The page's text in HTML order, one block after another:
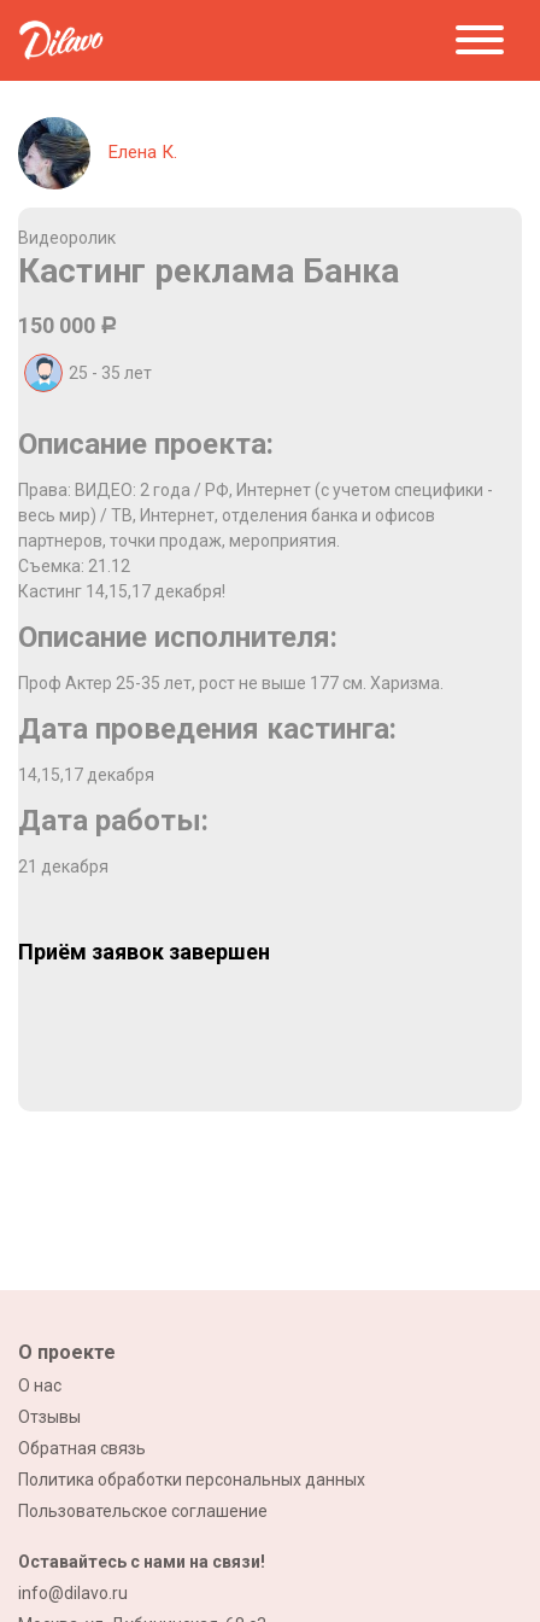
Елена К.
Видеоролик
Кастинг реклама Банка
150 000 Р
25 - 35 лет
Описание проекта:
Права: ВИДЕО: 2 года / РФ, Интернет (с учетом специфики -
весь мир) / ТВ, Интернет, отделения банка и офисов
партнеров, точки продаж, мероприятия.
Съемка: 21.12
Кастинг 14,15,17 декабря!
Описание исполнителя:
Проф Актер 25-35 лет, рост не выше 177 см. Харизма.
Дата проведения кастинга:
14,15,17 декабря
Дата работы:
21 декабря
Приём заявок завершен
О проекте
О нас
Отзывы
Обратная связь
Политика обработки персональных данных
Пользовательское соглашение
Оставайтесь с нами на связи!
info@dilavo.ru